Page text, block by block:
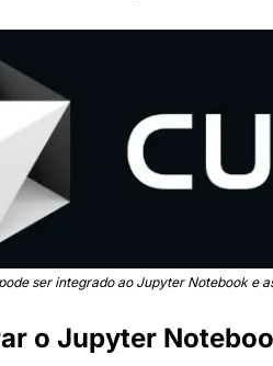
ser integrado ao Jupyter Notebook e
o Jupyter